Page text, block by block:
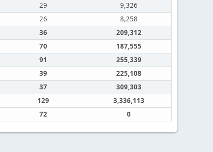
29
9,326
26
8,258
36
209,312
70
187,555
91
255,339
39
225,108
37
309,303
129
3,336,113
72 0